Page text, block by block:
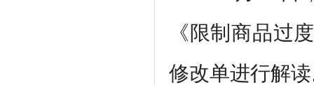
《限制商品过
修改单进行解